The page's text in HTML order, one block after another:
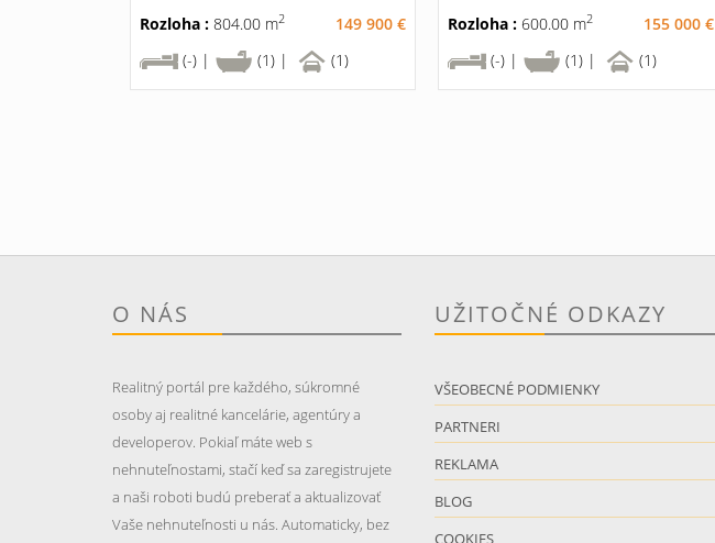
Rozloha : 804.00 m2
149 900 €
(-) |
(1) | (1)
Rozloha :600.00 m2
155 000 €
(-) |
(1) | (1)
O NÁS
Realitný portál pre každého, súkromné
osoby aj realitné kancelárie, agentúry a
developerov. Pokiaľ máte web s
nehnuteľnostami, stačí keď sa zaregistrujete
a naši roboti budú preberať a aktualizovať
Vaše nehnuteľnosti u nás. Automaticky, bez
UŽITOČNÉ ODKAZY
VŠEOBECNÉ PODMIENKY
PARTNERI
REKLAMA
BLOG
COOKIES